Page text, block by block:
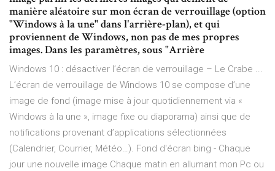
manière aléatoire sur mon écran de verrouillage (option
"Windows à la une" dans l'arrière-plan), et qui
proviennent de Windows, non pas de mes propres
images. Dans les paramètres, sous "Arrière
Windows 10 : désactiver l’écran de verrouillage – Le Crabe ...
L’écran de verrouillage de Windows 10 se compose d’une
image de fond (image mise à jour quotidiennement via «
Windows à la une », image fixe ou diaporama) ainsi que de
notifications provenant d’applications sélectionnées
(Calendrier, Courrier, Météo…). Fond d'écran bing - Chaque
jour une nouvelle image Chaque matin en allumant mon Pc ou